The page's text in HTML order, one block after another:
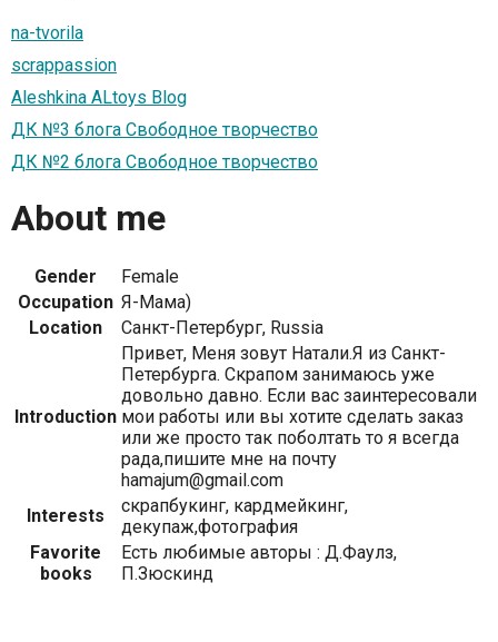
na-tvorila
scrappassion
Aleshkina ALtoys Blog
ДК №3 блога Свободное творчество
ДК №2 блога Свободное творчество
About me
Gender
Female
Occupation Я-Мама)
Location
Санкт-Петербург, Russia
Introduction
Привет, Меня зовут Натали.Я из Санкт-
Петербурга. Скрапом занимаюсь уже
довольно давно. Если вас заинтересовали
мои работы или вы хотите сделать заказ
или же просто так поболтать то я всегда
рада,пишите мне на почту
hamajum@gmail.com
Interests
скрапбукинг, кардмейкинг,
декупаж,фотография
Favorite
books
Есть любимые авторы : Д.Фаулз,
П.Зюскинд